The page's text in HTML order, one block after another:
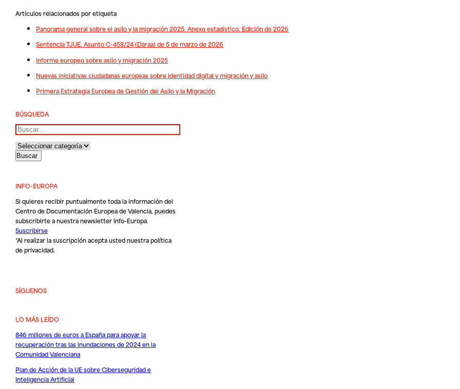
Artículos relacionados por etiqueta
Panorama general sobre el asilo y la migración 2025. Anexo estadístico. Edición de 2026
Sentencia TJUE. Asunto C-458/24 (Daraa) de 5 de marzo de 2026
Informe europeo sobre asilo y migración 2025
Nuevas iniciativas ciudadanas europeas sobre identidad digital y migración y asilo
Primera Estrategia Europea de Gestión del Asilo y la Migración
BÚSQUEDA
Buscar
INFO-EUROPA
Si quieres recibir puntualmente toda la información del
Centro de Documentación Europea de Valencia, puedes
subscribirte a nuestra newsletter Info-Europa.
Suscribirse
*Al realizar la suscripción acepta usted nuestrapolítica
de privacidad.
SÍGUENOS
LO MÁS LEÍDO
846 millones de euros a España para apoyar la
recuperación tras las inundaciones de 2024 en la
Comunidad Valenciana
Plan de Acción de la UE sobre Ciberseguridad e
Inteligencia Artificial